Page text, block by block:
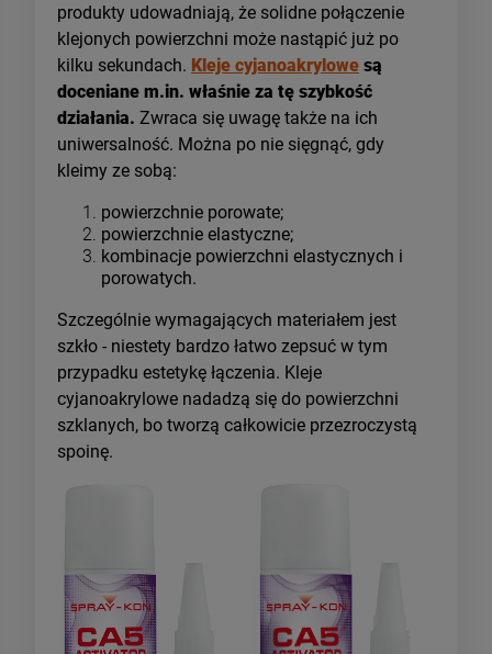
produkty udowadniają, że solidne połączenie
klejonych powierzchni może nastąpić już po
kilku sekundach. Kleje cyjanoakrylowe są
doceniane m.in. właśnie za tę szybkość
działania. Zwraca się uwagę także na ich
uniwersalność. Można po nie sięgnąć, gdy
kleimy ze sobą:
powierzchnie porowate;
powierzchnie elastyczne;
kombinacje powierzchni elastycznych i
porowatych.
Szczególnie wymagających materiałem jest
szkło - niestety bardzo łatwo zepsuć w tym
przypadku estetykę łączenia. Kleje
cyjanoakrylowe nadadzą się do powierzchni
szklanych, bo tworzą całkowicie przezroczystą
spoinę.